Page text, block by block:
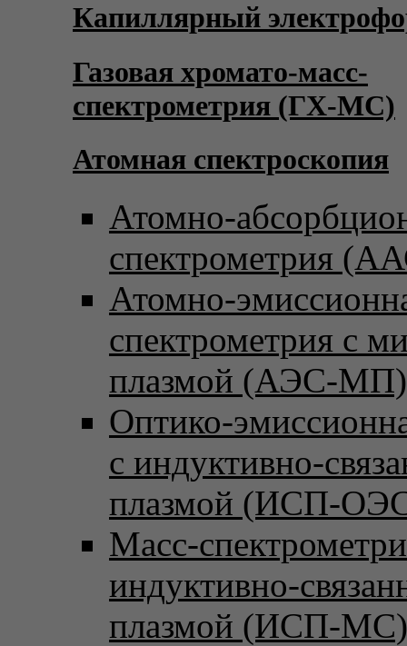
Капиллярный
Газовая хромато-масс-
спектрометрия (ГХ-МС)
Атомная спектроскопия
Атомно-
спектрометрия
Атомно-
спектрометрия с
плазмой (АЭС-МП)
Оптико-
с индуктивно-
плазмой (ИСП-
Масс-
индуктивно-
плазмой (ИСП-МС)